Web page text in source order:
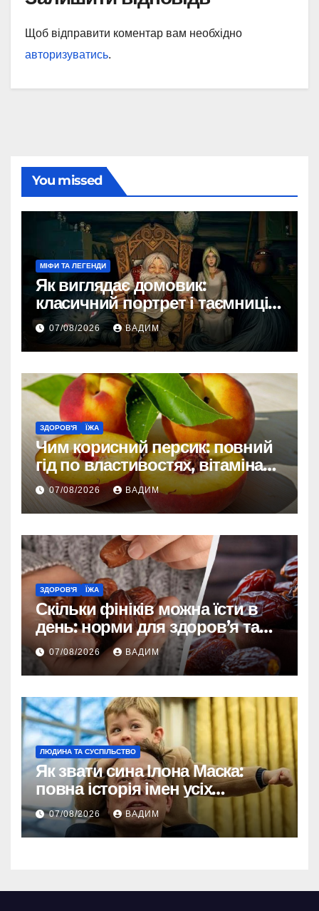
Щоб відправити коментар вам необхідно
авторизуватись.
You missed
МІФИ ТА ЛЕГЕНДИ
Як виглядає домовик:
класичний портрет і таємниці
зовнішності
07/08/2026 ВАДИМ
ЗДОРОВ'Я ЇЖА
Чим корисний персик: повний
гід по властивостях, вітамінах і
впливі на організм
07/08/2026 ВАДИМ
ЗДОРОВ'Я ЇЖА
Скільки фініків можна їсти в
день: норми для здоров’я та
енергії
07/08/2026 ВАДИМ
ЛЮДИНА ТА СУСПІЛЬСТВО
Як звати сина Ілона Маска:
повна історія імен усіх
хлопчиків мільярдера
07/08/2026 ВАДИМ